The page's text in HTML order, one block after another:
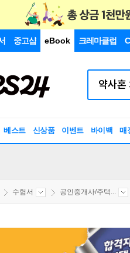
중고샵 eBook 크레마클럽
베스트 신상품 이벤트 바이백 매
수험서 공인중개사/주택...